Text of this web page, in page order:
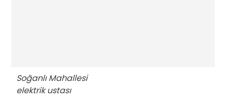
Soğanlı Mahallesi
elektrik ustası